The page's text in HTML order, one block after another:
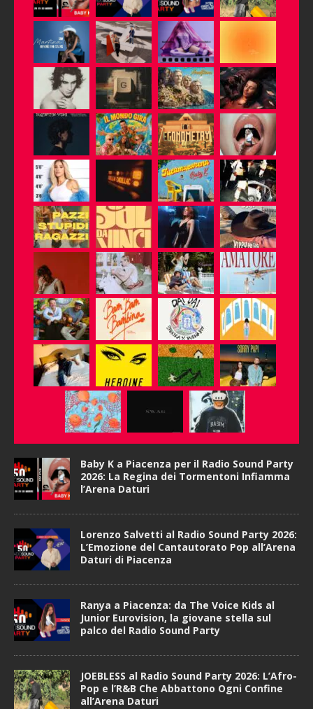
Baby K a Piacenza per il Radio Sound Party
2026: La Regina dei Tormentoni Infiamma
l’Arena Daturi
Lorenzo Salvetti al Radio Sound Party 2026:
L’Emozione del Cantautorato Pop all’Arena
Daturi di Piacenza
Ranya a Piacenza: da The Voice Kids al
Junior Eurovision, la giovane stella sul
palco del Radio Sound Party
JOEBLESS al Radio Sound Party 2026: L’Afro-
Pop e l’R&B Che Abbattono Ogni Confine
all’Arena Daturi